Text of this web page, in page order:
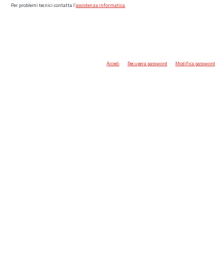
Per problemi tecnici contatta l’assistenza informatica.
Accedi Recupera password Modifica password